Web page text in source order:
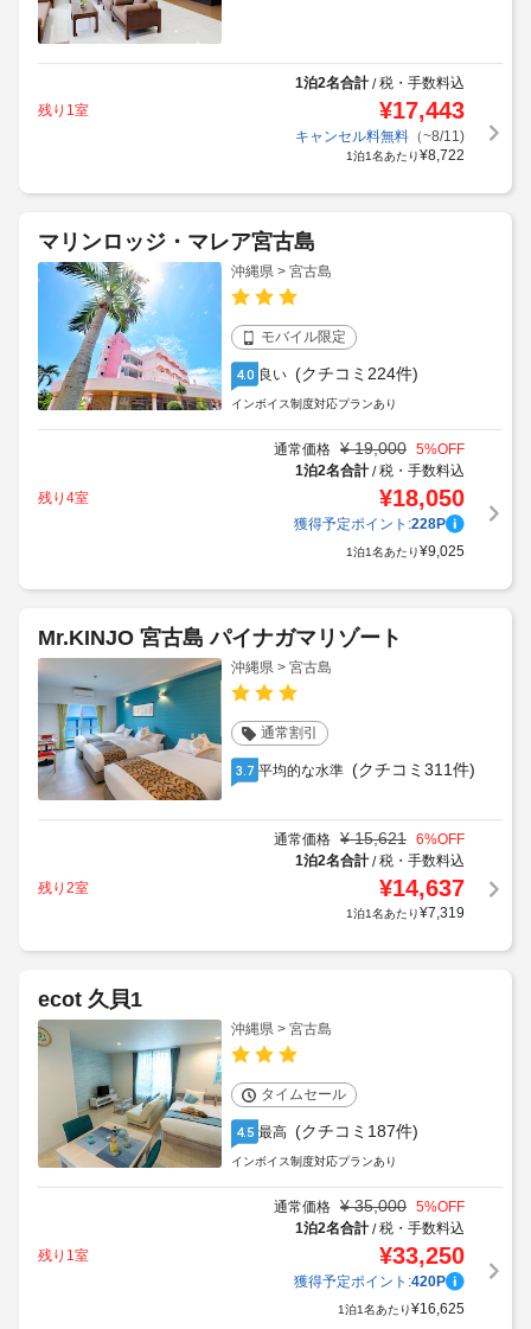
1泊2名合計/税・手数料込
残り1室
¥17,443
キャンセル料無料（~8/11)
1泊1名あたり¥8,722
マリンロッジ・マレア宮古島
沖縄県 > 宮古島
モバイル限定
4.0 良い (クチコミ224件)
インボイス制度対応プランあり
通常価格 ¥ 19,000 5%OFF
1泊2名合計/税・手数料込
残り4室
¥18,050
獲得予定ポイント:228P
1泊1名あたり¥9,025
Mr.KINJO 宮古島 パイナガマリゾート
沖縄県 > 宮古島
通常割引
3.7 平均的な水準 (クチコミ311件)
通常価格 ¥ 15,621 6%OFF
1泊2名合計/税・手数料込
残り2室
¥14,637
1泊1名あたり¥7,319
ecot 久貝1
沖縄県 > 宮古島
タイムセール
4.5 最高 (クチコミ187件)
インボイス制度対応プランあり
通常価格 ¥ 35,000 5%OFF
1泊2名合計/税・手数料込
残り1室
¥33,250
獲得予定ポイント:420P
1泊1名あたり¥16,625